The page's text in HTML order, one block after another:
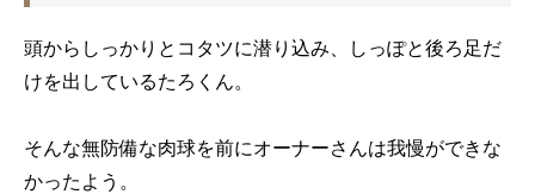
頭からしっかりとコタツに潜り込み、しっぽと後ろ足だ
けを出しているたろくん。
そんな無防備な肉球を前にオーナーさんは我慢ができな
かったよう。